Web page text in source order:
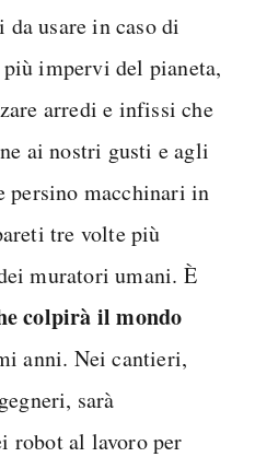
usare in caso di
impervi del pianeta,
arredi e infissi che
ai nostri gusti e agli
persino macchinari in
tre volte più
muratori umani. È
colpirà il mondo
anni. Nei cantieri,
sarà
robot al lavoro per